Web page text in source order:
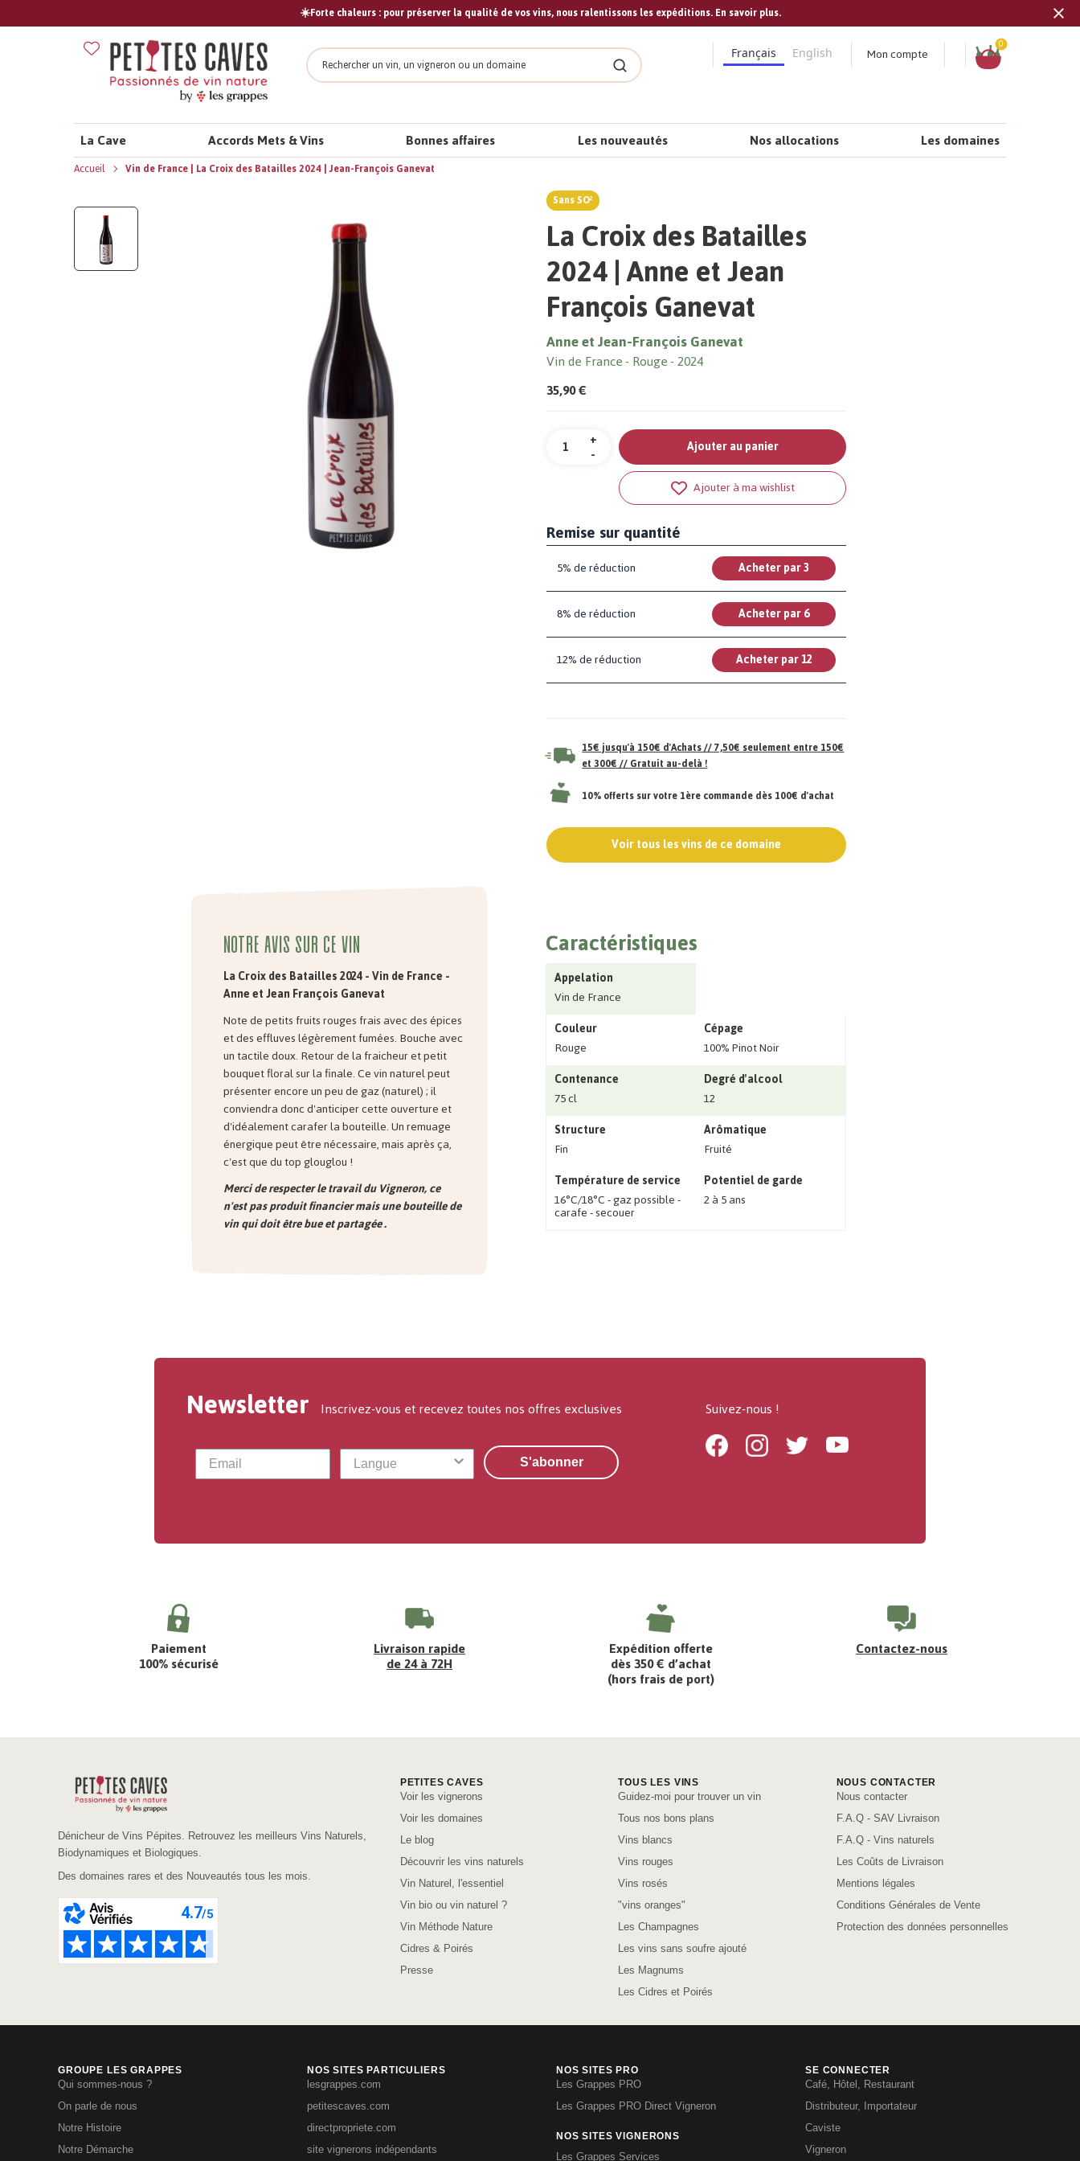
☀️Forte chaleurs : pour préserver la qualité de vos vins, nous ralentissons les expéditions. En savoir plus.
Rechercher
Rechercher
Français English Mon compte
Panier
0
La Cave Accords Mets & Vins Bonnes affaires Les nouveautés Nos allocations Les domaines
Accueil
Vin de France | La Croix des Batailles 2024 | Jean-François Ganevat
Sans SO²
La Croix des Batailles
2024 | Anne et Jean
François Ganevat
Anne et Jean-François Ganevat
Vin de France Rouge 2024
35,90 €
Quantité +
-
Ajouter au panier
Ajouter à ma wishlist
Remise sur quantité
5% de réduction Acheter par 3
8% de réduction Acheter par 6
12% de réduction Acheter par 12
15€ jusqu'à 150€ d'Achats // 7,50€ seulement entre 150€
et 300€ // Gratuit au-delà !
10% offerts sur votre 1ère commande dès 100€ d'achat
Voir tous les vins de ce domaine
Notre avis sur ce vin
La Croix des Batailles 2024 -Vin de France -
Anne et Jean François Ganevat
Note de petits fruits rouges frais avec des épices
et des effluves légèrement fumées. Bouche avec
un tactile doux. Retour de la fraicheur et petit
bouquet floral sur la finale. Ce vin naturel peut
présenter encore un peu de gaz (naturel) ; il
conviendra donc d'anticiper cette ouverture et
d'idéalement carafer la bouteille. Un remuage
énergique peut être nécessaire, mais après ça,
c'est que du top glouglou !
Merci de respecter le travail du Vigneron, ce
n'est pas produit financier mais une bouteille de
vin qui doit être bue et partagée .
Caractéristiques
Appelation
Vin de France
Couleur
Rouge
Cépage
100% Pinot Noir
Contenance
75 cl
Degré d'alcool
12
Structure
Fin
Arômatique
Fruité
Température de service
16°C/18°C - gaz possible -
carafe - secouer
Potentiel de garde
2 à 5 ans
Newsletter Inscrivez-vous et recevez toutes nos offres exclusives
S'abonner
Suivez-nous !
FacebookInstagramTwitter Youtube
Paiement
100% sécurisé
Livraison rapide
de 24 à 72H
Expédition offerte
dès 350 € d’achat
(hors frais de port)
Contactez-nous
Dénicheur de Vins Pépites. Retrouvez les meilleurs Vins Naturels,
Biodynamiques et Biologiques.
Des domaines rares et des Nouveautés tous les mois.
PETITES CAVES
Voir les vignerons
Voir les domaines
Le blog
Découvrir les vins naturels
Vin Naturel, l'essentiel
Vin bio ou vin naturel ?
Vin Méthode Nature
Cidres & Poirés
Presse
TOUS LES VINS
Guidez-moi pour trouver un vin
Tous nos bons plans
Vins blancs
Vins rouges
Vins rosés
"vins oranges"
Les Champagnes
Les vins sans soufre ajouté
Les Magnums
Les Cidres et Poirés
NOUS CONTACTER
Nous contacter
F.A.Q - SAV Livraison
F.A.Q - Vins naturels
Les Coûts de Livraison
Mentions légales
Conditions Générales de Vente
Protection des données personnelles
GROUPE LES GRAPPES
Qui sommes-nous ?
On parle de nous
Notre Histoire
Notre Démarche
NOS SITES PARTICULIERS
lesgrappes.com
petitescaves.com
directpropriete.com
site vignerons indépendants
NOS SITES PRO
Les Grappes PRO
Les Grappes PRO Direct Vigneron
NOS SITES VIGNERONS
Les Grappes Services
SE CONNECTER
Café, Hôtel, Restaurant
Distributeur, Importateur
Caviste
Vigneron